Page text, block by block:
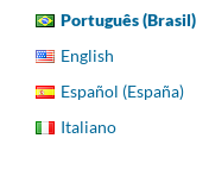
Português (Brasil)
English
Español (España)
Italiano